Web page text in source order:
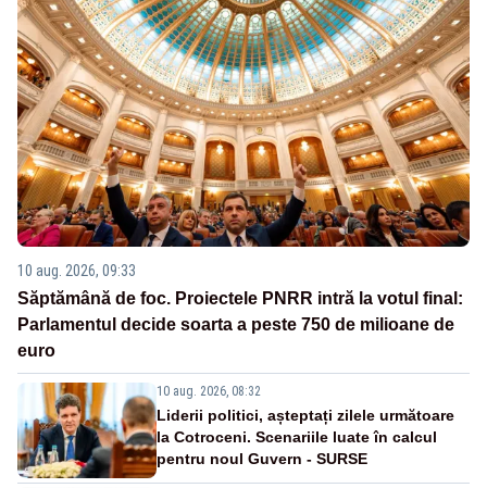
10 aug. 2026, 09:33
Săptămână de foc. Proiectele PNRR intră la votul final:
Parlamentul decide soarta a peste 750 de milioane de
euro
10 aug. 2026, 08:32
Liderii politici, așteptați zilele următoare
la Cotroceni. Scenariile luate în calcul
pentru noul Guvern - SURSE